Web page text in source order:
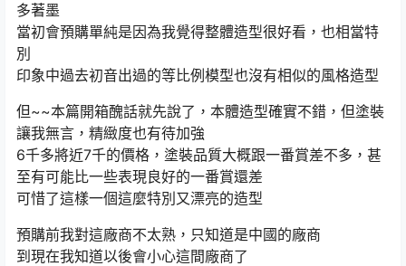
多著墨
當初會預購單純是因為我覺得整體造型很好看，也相當特
別
印象中過去初音出過的等比例模型也沒有相似的風格造型
但~~本篇開箱醜話就先說了，本體造型確實不錯，但塗裝
讓我無言，精緻度也有待加強
6千多將近7千的價格，塗裝品質大概跟一番賞差不多，甚
至有可能比一些表現良好的一番賞還差
可惜了這樣一個這麼特別又漂亮的造型
預購前我對這廠商不太熟，只知道是中國的廠商
到現在我知道以後會小心這間廠商了